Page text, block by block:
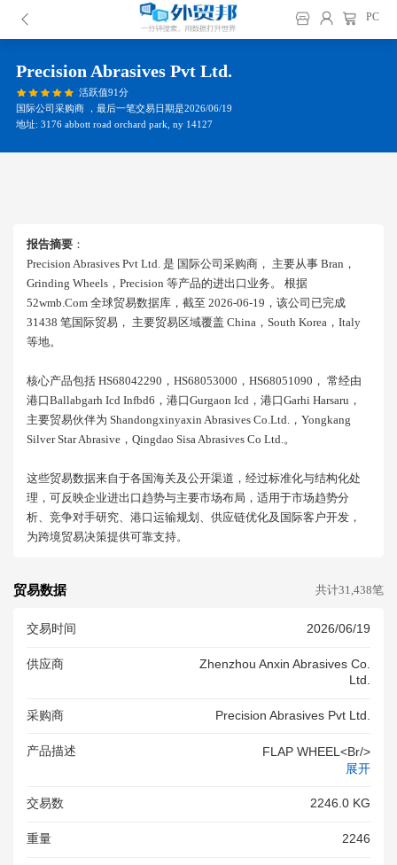
PC
Precision Abrasives Pvt Ltd.
活跃值91分
国际公司采购商 ，最后一笔交易日期是2026/06/19
地址: 3176 abbott road orchard park, ny 14127
报告摘要 ：
Precision Abrasives Pvt Ltd. 是 国际公司采购商， 主要从事 Bran，
Grinding Wheels，precision 等产品的进出口业务。 根据
52wmb.com 全球贸易数据库，截至 2026-06-19，该公司已完成
31438 笔国际贸易， 主要贸易区域覆盖 China，south Korea，italy
等地。
核心产品包括 HS68042290，HS68053000，HS68051090， 常经由
港口ballabgarh Icd Infbd6，港口gurgaon Icd，港口garhi Harsaru，
主要贸易伙伴为 Shandongxinyaxin Abrasives Co.ltd.，yongkang
Silver Star Abrasive，qingdao Sisa Abrasives Co Ltd.。
这些贸易数据来自于各国海关及公开渠道，经过标准化与结构化处
理，可反映企业进出口趋势与主要市场布局，适用于市场趋势分
析、竞争对手研究、港口运输规划、供应链优化及国际客户开发，
为跨境贸易决策提供可靠支持。
贸易数据 共计31,438笔
交易时间 2026/06/19
供应商
Zhenzhou Anxin Abrasives Co.
Ltd.
采购商 Precision Abrasives Pvt Ltd.
产品描述
FLAP WHEEL<br/>
展开
交易数 2246.0 KG
重量 2246